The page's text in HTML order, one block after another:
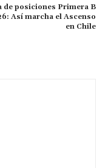
de posiciones Primera B
Así marcha el Ascenso
en Chile